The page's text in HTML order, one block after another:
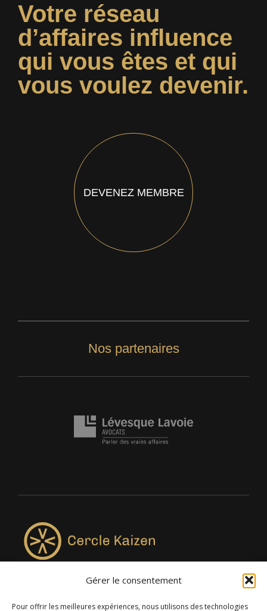
Gérer le consentement
Pour offrir les meilleures expériences, nous utilisons des technologies
Votre réseau
d’affaires influence
qui vous êtes et qui
vous voulez devenir.
DEVENEZ MEMBRE
Nos partenaires
4957, rue Lionel-Groulx, bureau 819, Saint-Augustin-de-
Desmaures QC G3A 0M7